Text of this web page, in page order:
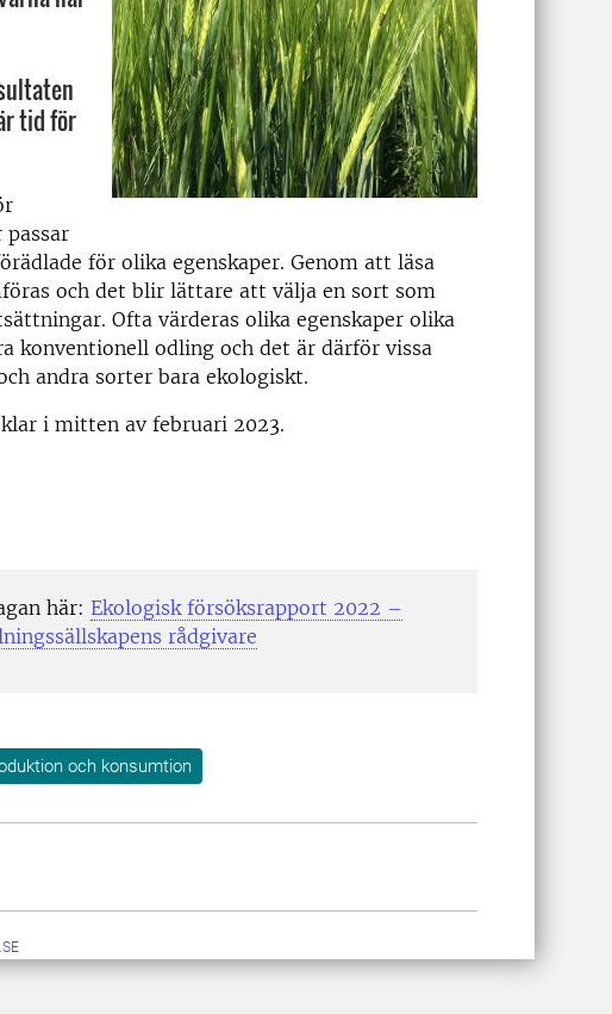
tid för
för olika egenskaper. Genom att läsa
och det blir lättare att välja en sort som
Ofta värderas olika egenskaper olika
konventionell odling och det är därför vissa
andra sorter bara ekologiskt.
i mitten av februari 2023.
här: Ekologisk försöksrapport 2022 –
rådgivare
och konsumtion